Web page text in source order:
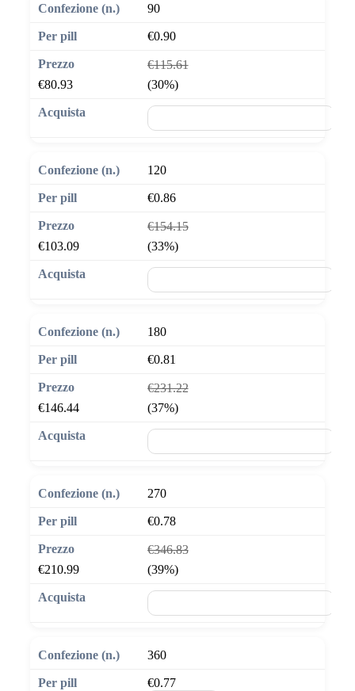
90
€0.90
€115.61
€80.93
(30%)
120
€0.86
€154.15
€103.09
(33%)
180
€0.81
€231.22
€146.44
(37%)
270
€0.78
€346.83
€210.99
(39%)
360
€0.77